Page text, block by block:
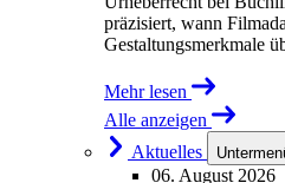
präzisiert, wann
Gestaltungsmerkmale
Mehr lesen
Alle anzeigen
Aktuelles
06. August 2026